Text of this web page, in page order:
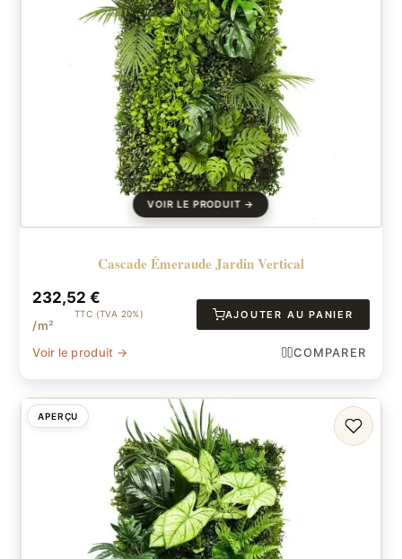
Cascade Émeraude Jardin Vertical
232,52€
TTC (TVA 20%)
/m²
AJOUTER AU PANIER
Voir le produit → COMPARER
APERÇU